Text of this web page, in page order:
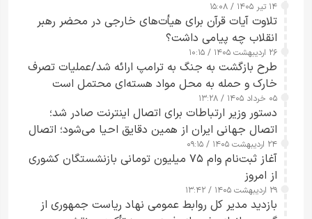
۱۴ تیر ۱۴۰۵ / ۱۵:۰۸
تلاوت آیات قرآن برای هیأت‌های خارجی در محضر رهبر
انقلاب چه پیامی داشت؟
۲۶ اردیبهشت ۱۴۰۵ / ۱۰:۱۵
طرح‌ بازگشت به جنگ به ترامپ ارائه شد/عملیات تصرف
خارک و حمله به محل مواد هسته‌ای محتمل است
۰۵ خرداد ۱۴۰۵ / ۱۳:۲۸
دستور وزیر ارتباطات برای اتصال اینترنت صادر شد؛
اتصال جهانی ایران از همین دقایق احیا می‌شود؛ اتصال
کامل مردم تا ۲۴ ساعت آینده
۲۴ اردیبهشت ۱۴۰۵ / ۰۹:۱۵
آغاز ثبت‌نام وام ۷۵ میلیون تومانی بازنشستگان کشوری
از امروز
۲۹ اردیبهشت ۱۴۰۵ / ۱۳:۴۲
بازدید مدیر کل روابط عمومی نهاد ریاست جمهوری از